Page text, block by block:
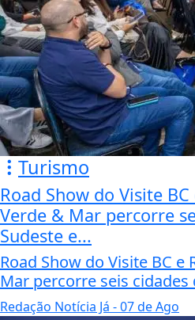
Turismo
Road Show do Visite
Verde & Mar percorre
Sudeste e...
Road Show do Visite BC e
Mar percorre seis cidades
Redação Notícia Já - 07 de Ago